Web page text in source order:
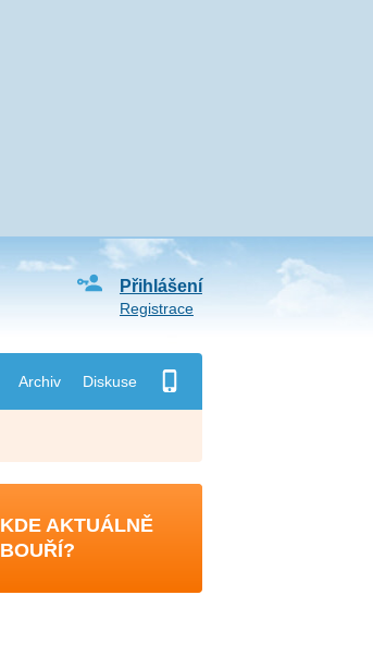
Archiv Diskuse
Přihlášení
Registrace
KDE AKTUÁLNĚ
BOUŘÍ?